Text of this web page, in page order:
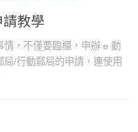
教學
，不僅要臨櫃，申辦 e 動
/行動郵局的申請，連使用